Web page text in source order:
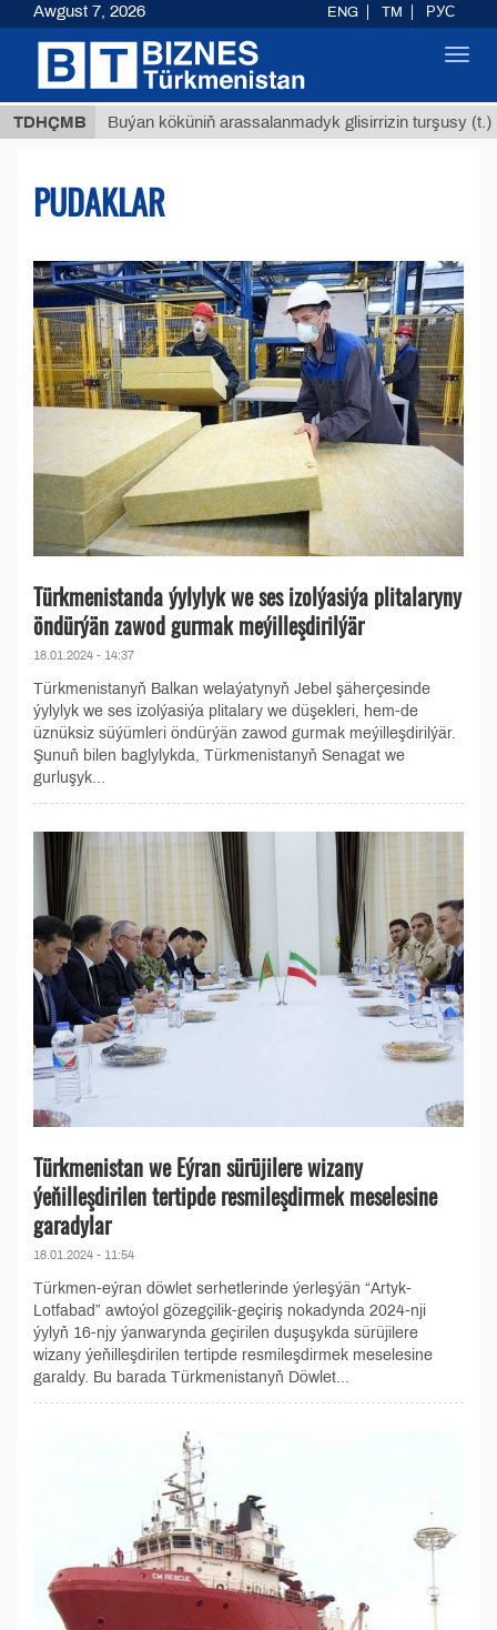
TDHÇMB
Buýan köküniň arassalanmadyk glisirrizin turşusy (t.)
PUDAKLAR
Türkmenistanda ýylylyk we ses izolýasiýa plitalaryny
öndürýän zawod gurmak meýilleşdirilýär
18.01.2024 - 14:37
Türkmenistanyň Balkan welaýatynyň Jebel şäherçesinde
ýylylyk we ses izolýasiýa plitalary we düşekleri, hem-de
üznüksiz süýümleri öndürýän zawod gurmak meýilleşdirilýär.
Şunuň bilen baglylykda, Türkmenistanyň Senagat we
gurluşyk...
Türkmenistan we Eýran sürüjilere wizany
ýeňilleşdirilen tertipde resmileşdirmek meselesine
garadylar
18.01.2024 - 11:54
Türkmen-eýran döwlet serhetlerinde ýerleşýän “Artyk-
Lotfabad” awtoýol gözegçilik-geçiriş nokadynda 2024-nji
ýylyň 16-njy ýanwarynda geçirilen duşuşykda sürüjilere
wizany ýeňilleşdirilen tertipde resmileşdirmek meselesine
garaldy. Bu barada Türkmenistanyň Döwlet...
Awgust 7, 2026 ENG TM РУС